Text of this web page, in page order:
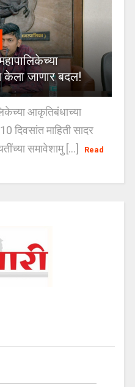
जाणार बदल!
आकृतिबंधाच्या
दिवसांत माहिती सादर
समावेशामु [...]
Read